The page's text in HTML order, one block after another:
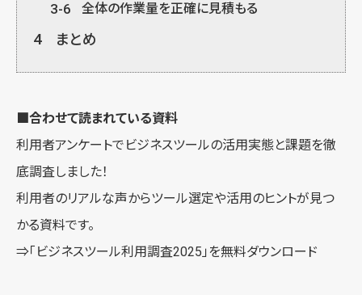
3-6 全体の作業量を正確に見積もる
4 まとめ
■合わせて読まれている資料
利用者アンケートでビジネスツールの活用実態と課題を徹
底調査しました！
利用者のリアルな声からツール選定や活用のヒントが見つ
かる資料です。
⇒「ビジネスツール利用調査2025」を無料ダウンロード